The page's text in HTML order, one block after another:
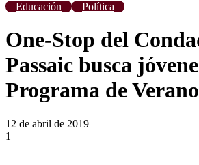
Educación Política
One-Stop del
Passaic busca
Programa de Verano
12 de abril de 2019
1